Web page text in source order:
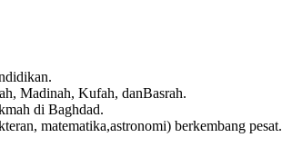
Madinah, Kufah, danBasrah.
di Baghdad.
matematika,astronomi) berkembang pesat.